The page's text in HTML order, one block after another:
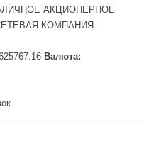
АКЦИОНЕРНОЕ
КОМПАНИЯ -
Валюта: